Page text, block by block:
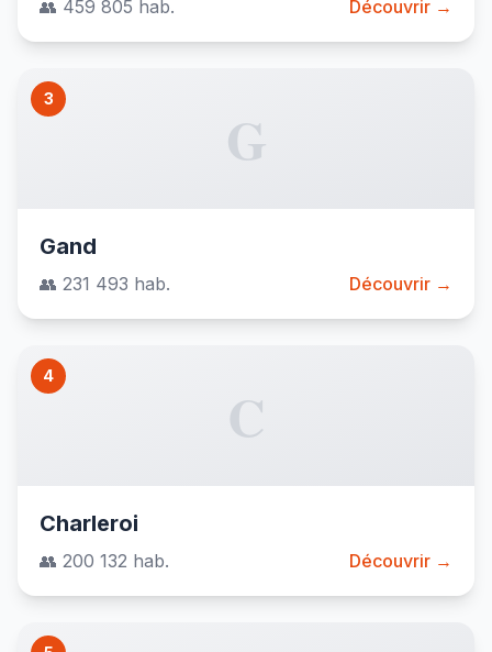
👥 459 805 hab. Découvrir →
3
G
Gand
👥 231 493 hab. Découvrir →
4
C
Charleroi
👥 200 132 hab. Découvrir →